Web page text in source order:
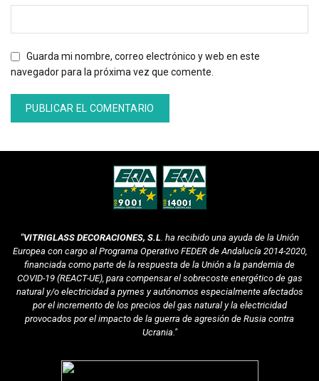
Guarda mi nombre, correo electrónico y web en este
navegador para la próxima vez que comente.
"VITRIGLASS DECORACIONES, S.L. ha recibido una ayuda de la Unión
Europea con cargo al Programa Operativo FEDER de Andalucía 2014-2020,
financiada como parte de la respuesta de la Unión a la pandemia de
COVID-19 (REACT-UE), para compensar el sobrecoste energético de gas
natural y/o electricidad a pymes y autónomos especialmente afectados
por el incremento de los precios del gas natural y la electricidad
provocados por el impacto de la guerra de agresión de Rusia contra
Ucrania."